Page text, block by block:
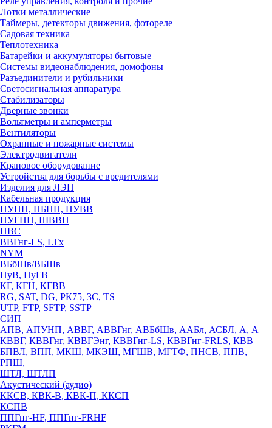
Лотки металлические
Таймеры, детекторы движения, фотореле
Садовая техника
Теплотехника
Батарейки и аккумуляторы бытовые
Системы видеонаблюдения, домофоны
Разъединители и рубильники
Светосигнальная аппаратура
Стабилизаторы
Дверные звонки
Вольтметры и амперметры
Вентиляторы
Охранные и пожарные системы
Электродвигатели
Крановое оборудование
Устройства для борьбы с вредителями
Изделия для ЛЭП
Кабельная продукция
ПУНП, ПБПП, ПУВВ
ПУГНП, ШВВП
ПВС
ВВГнг-LS, LTx
NYM
ВБбШв/ВБШв
ПуВ, ПуГВ
КГ, КГН, КГВВ
RG, SAT, DG, РК75, 3С, TS
UTP, FTP, SFTP, SSTP
СИП
АПВ, АПУНП, АВВГ, АВВГнг, АВБбШв, ААБл, АСБЛ, А, А
КВВГ, КВВГнг, КВВГЭнг, КВВГнг-LS, КВВГнг-FRLS, КВВ
БПВЛ, ВПП, МКШ, МКЭШ, МГШВ, МГТФ, ПНСВ, ППВ,
РПШ,
ШТЛ, ШТЛП
Акустический (аудио)
ККСВ, КВК-В, КВК-П, ККСП
КСПВ
ППГнг-HF, ППГнг-FRHF